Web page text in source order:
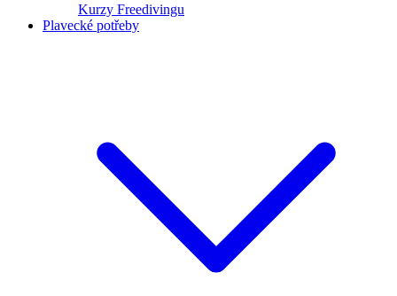
Kurzy Freedivingu
Plavecké potřeby